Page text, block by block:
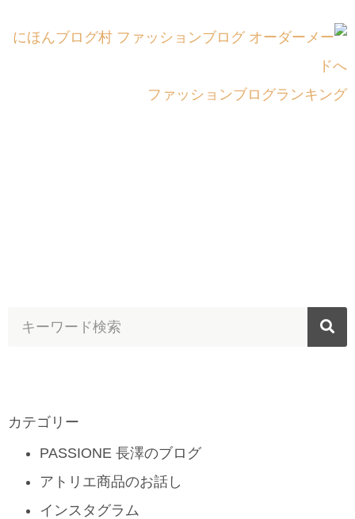
ファッションブログランキング
カテゴリー
PASSIONE 長澤のブログ
アトリエ商品のお話し
インスタグラム